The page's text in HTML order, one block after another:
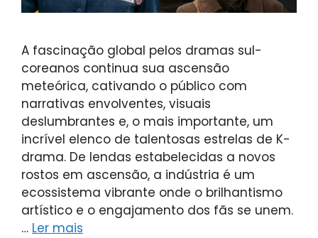
A fascinação global pelos dramas sul-
coreanos continua sua ascensão
meteórica, cativando o público com
narrativas envolventes, visuais
deslumbrantes e, o mais importante, um
incrível elenco de talentosas estrelas de K-
drama. De lendas estabelecidas a novos
rostos em ascensão, a indústria é um
ecossistema vibrante onde o brilhantismo
artístico e o engajamento dos fãs se unem.
… Ler mais